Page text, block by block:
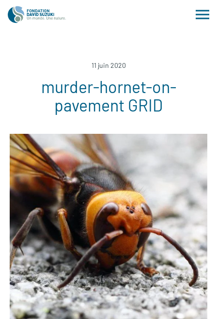
11 juin 2020
murder-hornet-on-
pavement GRID